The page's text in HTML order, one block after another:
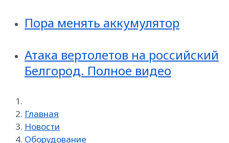
Пора менять аккумулятор
Атака вертолетов на российский
Белгород. Полное видео
Главная
Новости
Оборудование